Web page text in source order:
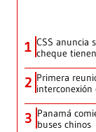
1 CSS anuncia
cheque
2 Primera
3 Panamá
buses chinos